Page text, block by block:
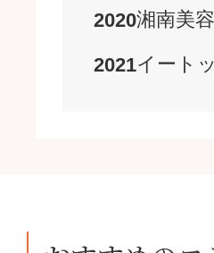
2020湘南美
2021イート